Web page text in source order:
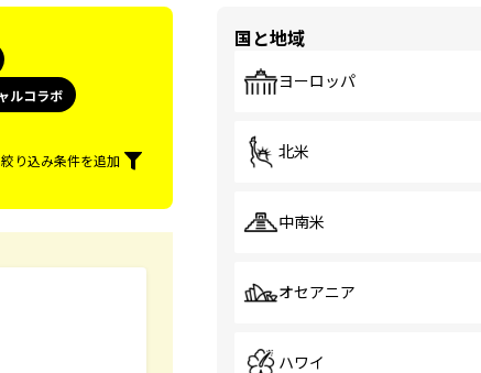
ルコラボ
絞り込み条件を追加
国と地域
ヨーロッパ
北米
中南米
オセアニア
ハワイ